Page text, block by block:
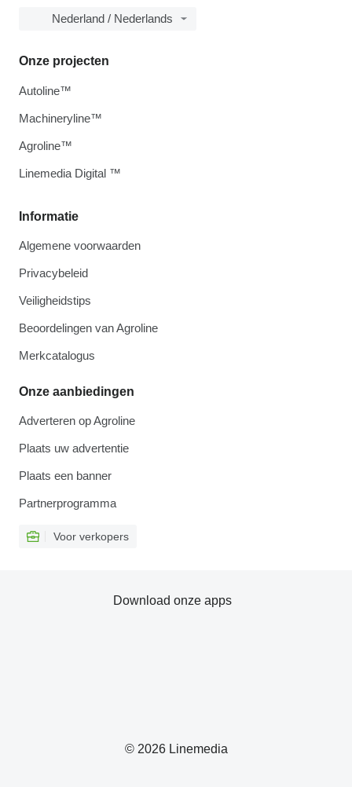
Nederland / Nederlands
Informatie
Algemene voorwaarden
Privacybeleid
Veiligheidstips
Beoordelingen van Agroline
Merkcatalogus
Onze aanbiedingen
Adverteren op Agroline
Plaats uw advertentie
Plaats een banner
Partnerprogramma
Voor verkopers
Onze projecten
Autoline™
Machineryline™
Agroline™
Linemedia Digital ™
© 2026 Linemedia
Download onze apps